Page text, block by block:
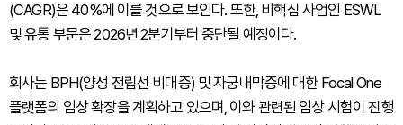
(CAGR)은 40%에 이를 것으로 보인다. 또한, 비핵심 사업인 ESWL
및 유통 부문은 2026년 2분기부터 중단될 예정이다.
회사는 BPH(양성 전립선 비대증) 및 자궁내막증에 대한 Focal One
플랫폼의 임상 확장을 계획하고 있으며, 이와 관련된 임상 시험이 진행